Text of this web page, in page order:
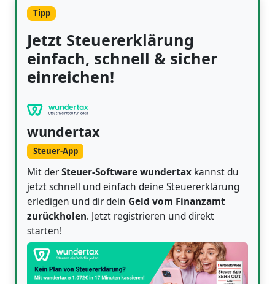
Tipp
Jetzt Steuererklärung
einfach, schnell & sicher
einreichen!
wundertax
Steuer-App
Mit derSteuer-Software wundertax kannst du
jetzt schnell und einfach deine Steuererklärung
erledigen und dir dein Geld vom Finanzamt
zurückholen. Jetzt registrieren und direkt
starten!